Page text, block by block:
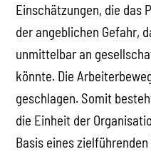
Einschätzungen, die das
der angeblichen Gefahr,
unmittelbar an
könnte. Die
geschlagen. Somit
die Einheit der
Basis eines